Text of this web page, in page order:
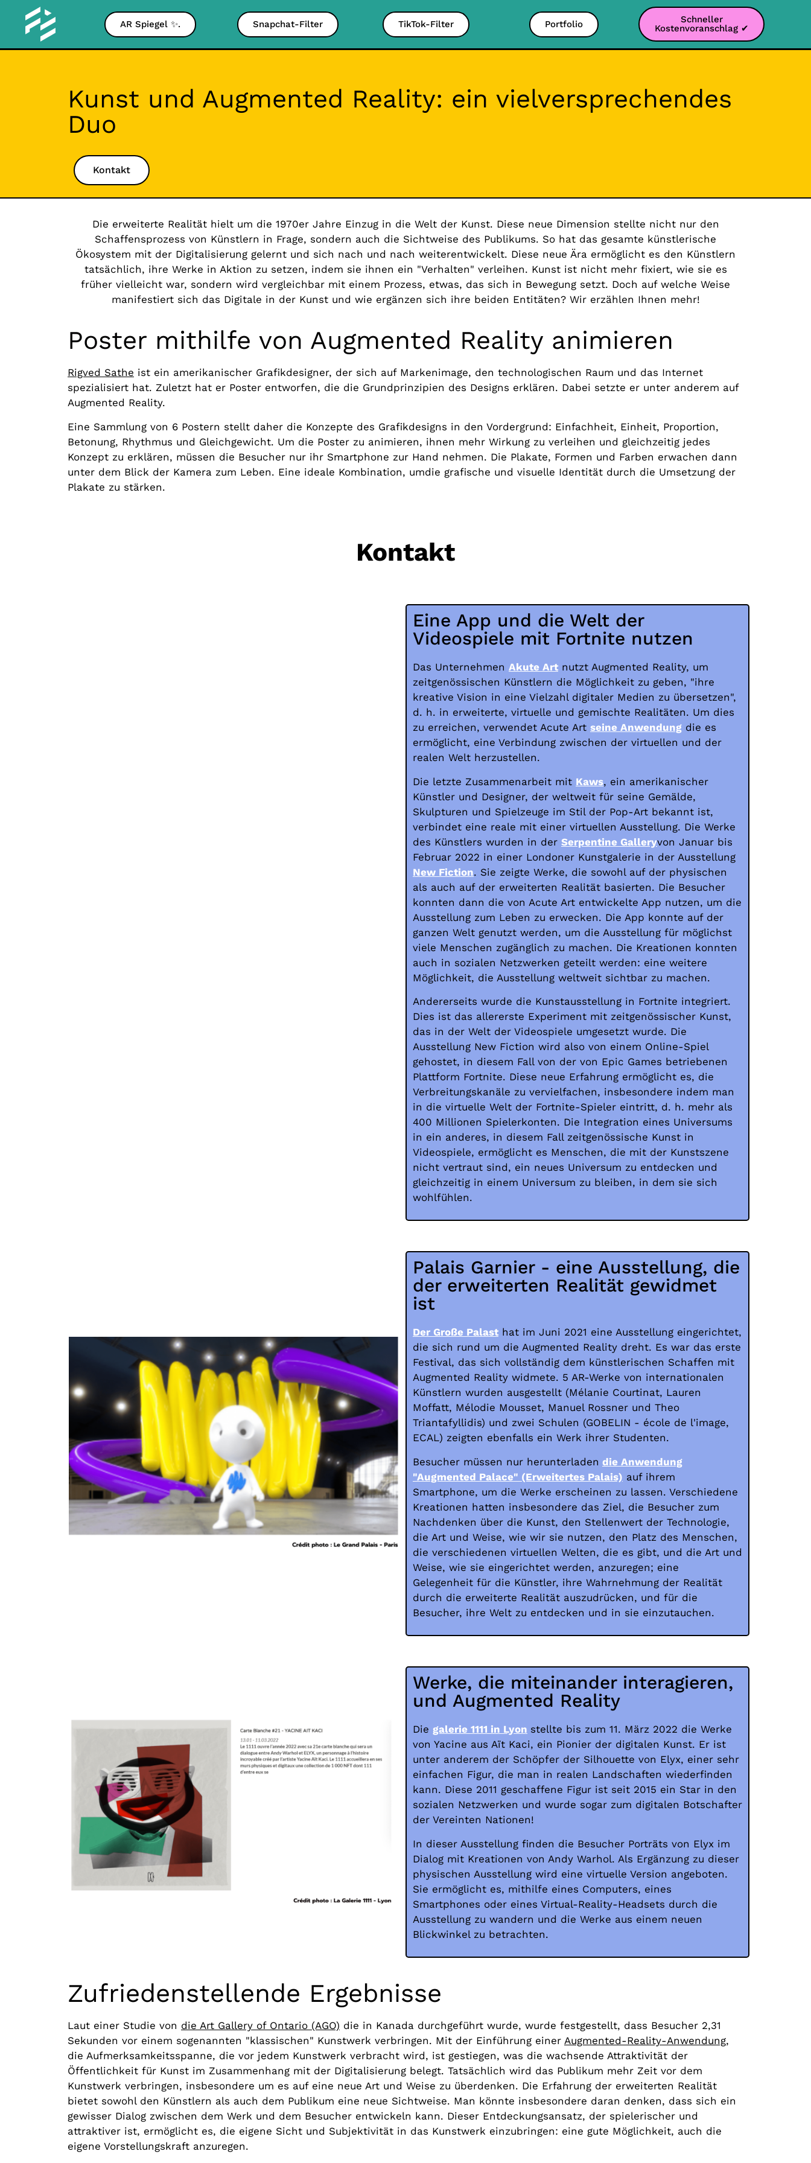
AR Spiegel ✨. Snapchat-Filter TikTok-Filter Portfolio
Schneller
Kostenvoranschlag ✔
Kunst und Augmented Reality: ein vielversprechendes
Duo
Kontakt
Die erweiterte Realität hielt um die 1970er Jahre Einzug in die Welt der Kunst. Diese neue Dimension stellte nicht nur den
Schaffensprozess von Künstlern in Frage, sondern auch die Sichtweise des Publikums. So hat das gesamte künstlerische
Ökosystem mit der Digitalisierung gelernt und sich nach und nach weiterentwickelt. Diese neue Ära ermöglicht es den Künstlern
tatsächlich, ihre Werke in Aktion zu setzen, indem sie ihnen ein "Verhalten" verleihen. Kunst ist nicht mehr fixiert, wie sie es
früher vielleicht war, sondern wird vergleichbar mit einem Prozess, etwas, das sich in Bewegung setzt. Doch auf welche Weise
manifestiert sich das Digitale in der Kunst und wie ergänzen sich ihre beiden Entitäten? Wir erzählen Ihnen mehr!
Poster mithilfe von Augmented Reality animieren
Rigved Sathe ist ein amerikanischer Grafikdesigner, der sich auf Markenimage, den technologischen Raum und das Internet
spezialisiert hat. Zuletzt hat er Poster entworfen, die die Grundprinzipien des Designs erklären. Dabei setzte er unter anderem auf
Augmented Reality.
Eine Sammlung von 6 Postern stellt daher die Konzepte des Grafikdesigns in den Vordergrund: Einfachheit, Einheit, Proportion,
Betonung, Rhythmus und Gleichgewicht. Um die Poster zu animieren, ihnen mehr Wirkung zu verleihen und gleichzeitig jedes
Konzept zu erklären, müssen die Besucher nur ihr Smartphone zur Hand nehmen. Die Plakate, Formen und Farben erwachen dann
unter dem Blick der Kamera zum Leben. Eine ideale Kombination, umdie grafische und visuelle Identität durch die Umsetzung der
Plakate zu stärken.
Kontakt
Eine App und die Welt der
Videospiele mit Fortnite nutzen
Das Unternehmen Akute Art nutzt Augmented Reality, um
zeitgenössischen Künstlern die Möglichkeit zu geben, "ihre
kreative Vision in eine Vielzahl digitaler Medien zu übersetzen",
d. h. in erweiterte, virtuelle und gemischte Realitäten. Um dies
zu erreichen, verwendet Acute Art seine Anwendung die es
ermöglicht, eine Verbindung zwischen der virtuellen und der
realen Welt herzustellen.
Die letzte Zusammenarbeit mit Kaws, ein amerikanischer
Künstler und Designer, der weltweit für seine Gemälde,
Skulpturen und Spielzeuge im Stil der Pop-Art bekannt ist,
verbindet eine reale mit einer virtuellen Ausstellung. Die Werke
des Künstlers wurden in der Serpentine Galleryvon Januar bis
Februar 2022 in einer Londoner Kunstgalerie in der Ausstellung
New Fiction. Sie zeigte Werke, die sowohl auf der physischen
als auch auf der erweiterten Realität basierten. Die Besucher
konnten dann die von Acute Art entwickelte App nutzen, um die
Ausstellung zum Leben zu erwecken. Die App konnte auf der
ganzen Welt genutzt werden, um die Ausstellung für möglichst
viele Menschen zugänglich zu machen. Die Kreationen konnten
auch in sozialen Netzwerken geteilt werden: eine weitere
Möglichkeit, die Ausstellung weltweit sichtbar zu machen.
Andererseits wurde die Kunstausstellung in Fortnite integriert.
Dies ist das allererste Experiment mit zeitgenössischer Kunst,
das in der Welt der Videospiele umgesetzt wurde. Die
Ausstellung New Fiction wird also von einem Online-Spiel
gehostet, in diesem Fall von der von Epic Games betriebenen
Plattform Fortnite. Diese neue Erfahrung ermöglicht es, die
Verbreitungskanäle zu vervielfachen, insbesondere indem man
in die virtuelle Welt der Fortnite-Spieler eintritt, d. h. mehr als
400 Millionen Spielerkonten. Die Integration eines Universums
in ein anderes, in diesem Fall zeitgenössische Kunst in
Videospiele, ermöglicht es Menschen, die mit der Kunstszene
nicht vertraut sind, ein neues Universum zu entdecken und
gleichzeitig in einem Universum zu bleiben, in dem sie sich
wohlfühlen.
Palais Garnier - eine Ausstellung, die
der erweiterten Realität gewidmet
ist
Der Große Palast hat im Juni 2021 eine Ausstellung eingerichtet,
die sich rund um die Augmented Reality dreht. Es war das erste
Festival, das sich vollständig dem künstlerischen Schaffen mit
Augmented Reality widmete. 5 AR-Werke von internationalen
Künstlern wurden ausgestellt (Mélanie Courtinat, Lauren
Moffatt, Mélodie Mousset, Manuel Rossner und Theo
Triantafyllidis) und zwei Schulen (GOBELIN - école de l'image,
ECAL) zeigten ebenfalls ein Werk ihrer Studenten.
Besucher müssen nur herunterladen die Anwendung
"Augmented Palace" (Erweitertes Palais) auf ihrem
Smartphone, um die Werke erscheinen zu lassen. Verschiedene
Kreationen hatten insbesondere das Ziel, die Besucher zum
Nachdenken über die Kunst, den Stellenwert der Technologie,
die Art und Weise, wie wir sie nutzen, den Platz des Menschen,
die verschiedenen virtuellen Welten, die es gibt, und die Art und
Weise, wie sie eingerichtet werden, anzuregen; eine
Gelegenheit für die Künstler, ihre Wahrnehmung der Realität
durch die erweiterte Realität auszudrücken, und für die
Besucher, ihre Welt zu entdecken und in sie einzutauchen.
Werke, die miteinander interagieren,
und Augmented Reality
Die galerie 1111 in Lyon stellte bis zum 11. März 2022 die Werke
von Yacine aus Aït Kaci, ein Pionier der digitalen Kunst. Er ist
unter anderem der Schöpfer der Silhouette von Elyx, einer sehr
einfachen Figur, die man in realen Landschaften wiederfinden
kann. Diese 2011 geschaffene Figur ist seit 2015 ein Star in den
sozialen Netzwerken und wurde sogar zum digitalen Botschafter
der Vereinten Nationen!
In dieser Ausstellung finden die Besucher Porträts von Elyx im
Dialog mit Kreationen von Andy Warhol. Als Ergänzung zu dieser
physischen Ausstellung wird eine virtuelle Version angeboten.
Sie ermöglicht es, mithilfe eines Computers, eines
Smartphones oder eines Virtual-Reality-Headsets durch die
Ausstellung zu wandern und die Werke aus einem neuen
Blickwinkel zu betrachten.
Zufriedenstellende Ergebnisse
Laut einer Studie von die Art Gallery of Ontario (AGO) die in Kanada durchgeführt wurde, wurde festgestellt, dass Besucher 2,31
Sekunden vor einem sogenannten "klassischen" Kunstwerk verbringen. Mit der Einführung einer Augmented-Reality-Anwendung,
die Aufmerksamkeitsspanne, die vor jedem Kunstwerk verbracht wird, ist gestiegen, was die wachsende Attraktivität der
Öffentlichkeit für Kunst im Zusammenhang mit der Digitalisierung belegt. Tatsächlich wird das Publikum mehr Zeit vor dem
Kunstwerk verbringen, insbesondere um es auf eine neue Art und Weise zu überdenken. Die Erfahrung der erweiterten Realität
bietet sowohl den Künstlern als auch dem Publikum eine neue Sichtweise. Man könnte insbesondere daran denken, dass sich ein
gewisser Dialog zwischen dem Werk und dem Besucher entwickeln kann. Dieser Entdeckungsansatz, der spielerischer und
attraktiver ist, ermöglicht es, die eigene Sicht und Subjektivität in das Kunstwerk einzubringen: eine gute Möglichkeit, auch die
eigene Vorstellungskraft anzuregen.